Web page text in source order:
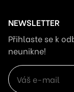
NEWSLETTER
Přihlaste se k
neunikne!